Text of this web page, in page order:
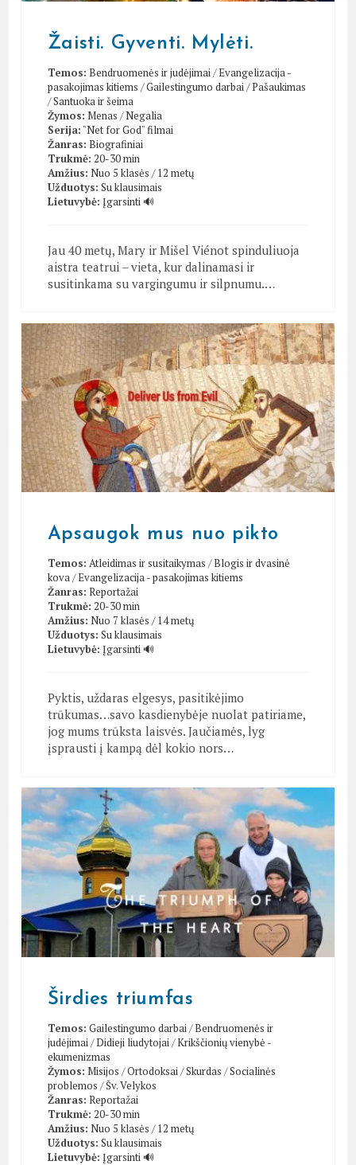
Žaisti. Gyventi. Mylėti.
Temos: Bendruomenės ir judėjimai /Evangelizacija -
pasakojimas kitiems /Gailestingumo darbai /Pašaukimas
/Santuoka ir šeima
Žymos: Menas /Negalia
Serija: "Net for God" filmai
Žanras: Biografiniai
Trukmė: 20-30 min
Amžius: Nuo 5 klasės / 12 metų
Užduotys: Su klausimais
Lietuvybė: Įgarsinti 🔊
Jau 40 metų, Mary ir Mišel Viénot spinduliuoja
aistra teatrui – vieta, kur dalinamasi ir
susitinkama su vargingumu ir silpnumu.…
Apsaugok mus nuo pikto
Temos: Atleidimas ir susitaikymas /Blogis ir dvasinė
kova/Evangelizacija - pasakojimas kitiems
Žanras: Reportažai
Trukmė: 20-30 min
Amžius: Nuo 7 klasės / 14 metų
Užduotys: Su klausimais
Lietuvybė: Įgarsinti 🔊
Pyktis, uždaras elgesys, pasitikėjimo
trūkumas…savo kasdienybėje nuolat patiriame,
jog mums trūksta laisvės. Jaučiamės, lyg
įsprausti į kampą dėl kokio nors…
Širdies triumfas
Temos: Gailestingumo darbai/Bendruomenės ir
judėjimai/Didieji liudytojai/Krikščionių vienybė -
ekumenizmas
Žymos: Misijos /Ortodoksai/Skurdas /Socialinės
problemos /Šv. Velykos
Žanras: Reportažai
Trukmė: 20-30 min
Amžius: Nuo 5 klasės / 12 metų
Užduotys: Su klausimais
Lietuvybė: Įgarsinti 🔊